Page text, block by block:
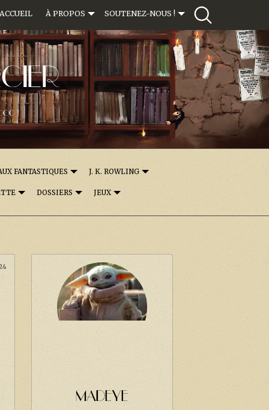
À PROPOS SOUTENEZ-NOUS !
!
FANTASTIQUES J. K. ROWLING
DOSSIERS JEUX
MADEYE